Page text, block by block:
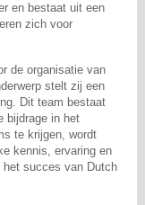
en bestaat uit een
zich voor
de organisatie van
stelt zij een
Dit team bestaat
bijdrage in het
te krijgen, wordt
kennis, ervaring en
het succes van Dutch